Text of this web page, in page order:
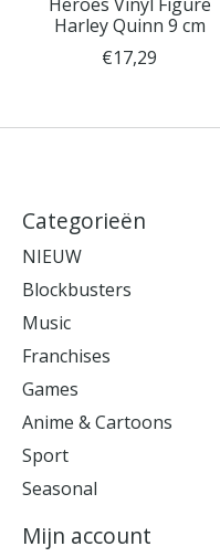
Harley Quinn 9 cm
€17,29
Categorieën
NIEUW
Blockbusters
Music
Franchises
Games
Anime & Cartoons
Sport
Seasonal
Mijn account